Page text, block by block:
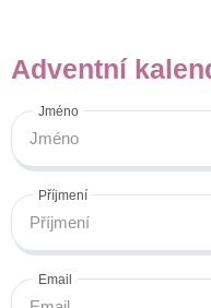
Adventní
Jméno
Příjmení
Email